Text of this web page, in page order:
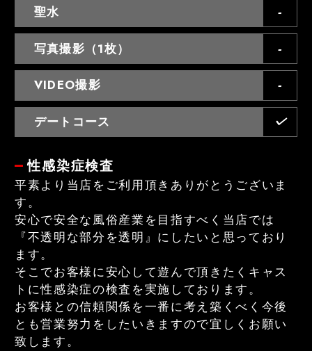
聖水
写真撮影（1枚）
VIDEO撮影
デートコース
性感染症検査
平素より当店をご利用頂きありがとうございま
す。
安心で安全な風俗産業を目指すべく当店では
『不透明な部分を透明』にしたいと思っており
ます。
そこでお客様に安心して遊んで頂きたくキャス
トに性感染症の検査を実施しております。
お客様との信頼関係を一番に考え築くべく今後
とも営業努力をしたいきますので宜しくお願い
致します。